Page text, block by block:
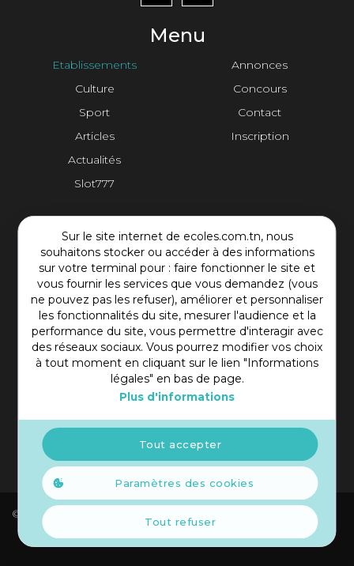
Sur le site internet de ecoles.com.tn, nous
souhaitons stocker ou accéder à des informations
sur votre terminal pour : faire fonctionner le site et
vous fournir les services que vous demandez (vous
ne pouvez pas les refuser), améliorer et personnaliser
les fonctionnalités du site, mesurer l'audience et la
performance du site, vous permettre d'interagir avec
des réseaux sociaux. Vous pourrez modifier vos choix
à tout moment en cliquant sur le lien "Informations
légales" en bas de page.
Plus d'informations
Paramètres des cookies
Tout refuser
Tout accepter
Menu
Etablissements
Culture
Sport
Articles
Actualités
Slot777
menu
footer2
Annonces
Concours
Contact
Inscription
Contact Plateforme
Rue Mohamed Shim, Rbat Monastir 5000 Tunisie
+216 97 50 60 54
contact@ecoles.com.tn
© 2021 Copyright Ecoles. Tous droits réservés.
Informations LégalesRéalisé parElyos Digital